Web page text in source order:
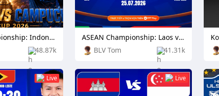
48.87k
ASEAN Championship: Indonesia vs Cambodia
BLV Tom 41.31k
ASEAN Championship: Laos vs Thailand
Live Live